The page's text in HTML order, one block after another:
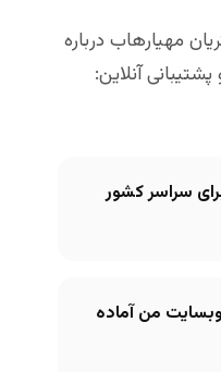
مهیارهاب درباره
آنلاین:
سراسر کشور
من آماده